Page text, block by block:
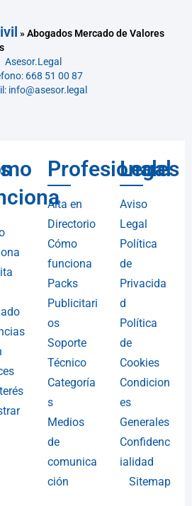
»Abogados Mercado de Valores
Asesor.Legal
668 51 00 87
info@asesor.legal
Profesionales
Alta en
Directorio
Cómo
funciona
Packs
Publicitari
os
Soporte
Técnico
Categoría
s
Medios
de
comunica
ción
Legal
Aviso
Legal
Política
de
Privacida
d
Política
de
Cookies
Condicion
es
Generales
Confidenc
ialidad
Sitemap